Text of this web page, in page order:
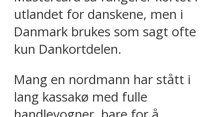
utlandet for danskene, men i
Danmark brukes som sagt ofte
kun Dankortdelen.
Mang en nordmann har stått i
lang kassakø med fulle